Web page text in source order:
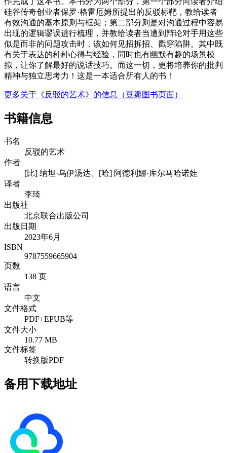
硅谷传奇创业者保罗·格雷厄姆所提出的反驳标靶，教给读者
有效沟通的基本原则与框架；第二部分则是对沟通过程中容易
出现的逻辑谬误进行梳理，并教给读者当遭到辩论对手用这些
似是而非的问题攻击时，该如何见招拆招、戳穿陷阱。其中既
有关于表达的种种心得与经验，同时也有幽默有趣的场景模
拟，让你了解最好的说话技巧。而这一切，更将培养你的批判
精神与独立思考力！这是一本适合所有人的书！
更多关于《反驳的艺术》的信息（豆瓣图书页面）
书籍信息
书名
反驳的艺术
作者
[比] 纳坦·乌伊汤达、[哈] 阿德利娜·库尔马哈诺娃
译者
李琦
出版社
北京联合出版公司
出版日期
2023年6月
ISBN
9787559665904
页数
138 页
语言
中文
文件格式
PDF+EPUB等
文件大小
10.77 MB
文件标签
转换版PDF
备用下载地址